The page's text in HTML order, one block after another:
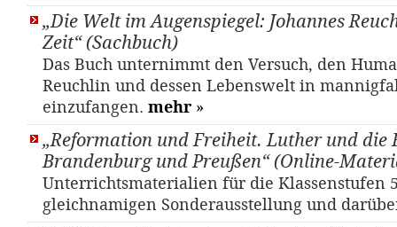
„Die Welt im Augenspiegel: Johannes
Zeit“ (Sachbuch)
Das Buch unternimmt den Versuch, den
Reuchlin und dessen Lebenswelt in
einzufangen. mehr »
„Reformation und Freiheit. Luther und die
Brandenburg und Preußen“ (Online-
Unterrichtsmaterialien für die Klassenstufen
gleichnamigen Sonderausstellung und